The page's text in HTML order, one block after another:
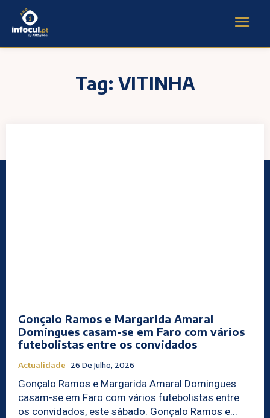
Tag: VITINHA
Gonçalo Ramos e Margarida Amaral
Domingues casam-se em Faro com vários
futebolistas entre os convidados
Actualidade 26 De Julho, 2026
Gonçalo Ramos e Margarida Amaral Domingues
casam-se em Faro com vários futebolistas entre
os convidados, este sábado. Gonçalo Ramos e...